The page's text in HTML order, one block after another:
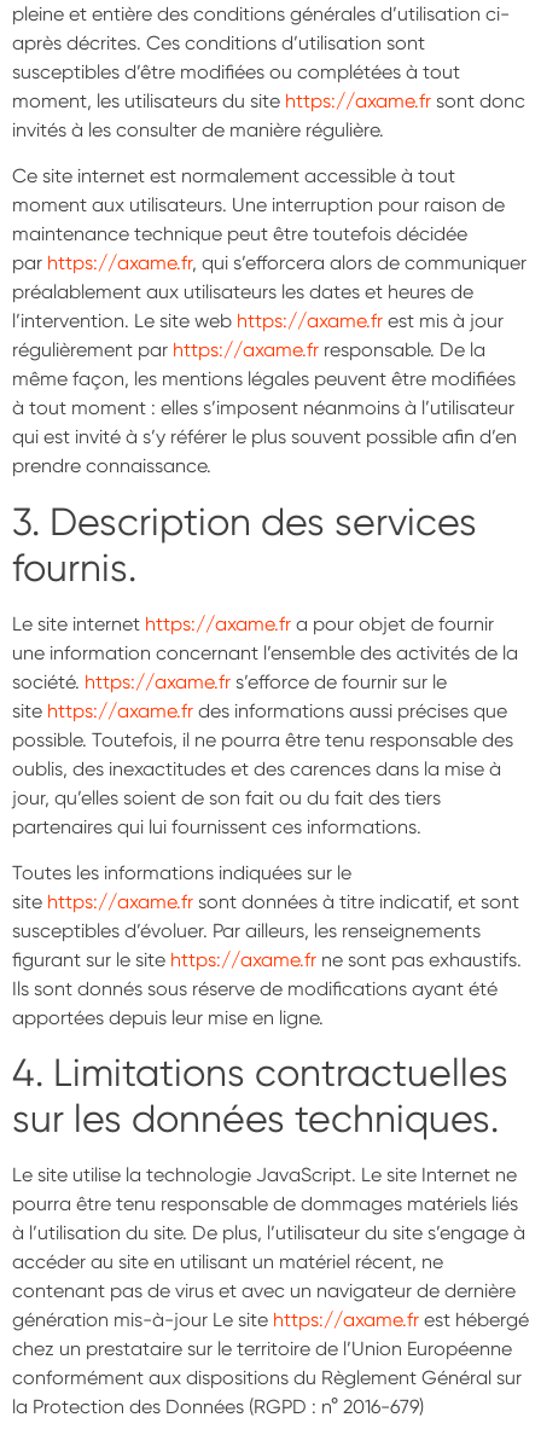
pleine et entière des conditions générales d’utilisation ci-
après décrites. Ces conditions d’utilisation sont
susceptibles d’être modifiées ou complétées à tout
moment, les utilisateurs du site https://axame.fr sont donc
invités à les consulter de manière régulière.
Ce site internet est normalement accessible à tout
moment aux utilisateurs. Une interruption pour raison de
maintenance technique peut être toutefois décidée
par https://axame.fr, qui s’efforcera alors de communiquer
préalablement aux utilisateurs les dates et heures de
l’intervention. Le site web https://axame.fr est mis à jour
régulièrement par https://axame.fr responsable. De la
même façon, les mentions légales peuvent être modifiées
à tout moment : elles s’imposent néanmoins à l’utilisateur
qui est invité à s’y référer le plus souvent possible afin d’en
prendre connaissance.
3. Description des services
fournis.
Le site internet https://axame.fr a pour objet de fournir
une information concernant l’ensemble des activités de la
société. https://axame.fr s’efforce de fournir sur le
site https://axame.fr des informations aussi précises que
possible. Toutefois, il ne pourra être tenu responsable des
oublis, des inexactitudes et des carences dans la mise à
jour, qu’elles soient de son fait ou du fait des tiers
partenaires qui lui fournissent ces informations.
Toutes les informations indiquées sur le
site https://axame.fr sont données à titre indicatif, et sont
susceptibles d’évoluer. Par ailleurs, les renseignements
figurant sur le site https://axame.fr ne sont pas exhaustifs.
Ils sont donnés sous réserve de modifications ayant été
apportées depuis leur mise en ligne.
4. Limitations contractuelles
sur les données techniques.
Le site utilise la technologie JavaScript. Le site Internet ne
pourra être tenu responsable de dommages matériels liés
à l’utilisation du site. De plus, l’utilisateur du site s’engage à
accéder au site en utilisant un matériel récent, ne
contenant pas de virus et avec un navigateur de dernière
génération mis-à-jour Le site https://axame.fr est hébergé
chez un prestataire sur le territoire de l’Union Européenne
conformément aux dispositions du Règlement Général sur
la Protection des Données (RGPD : n° 2016-679)